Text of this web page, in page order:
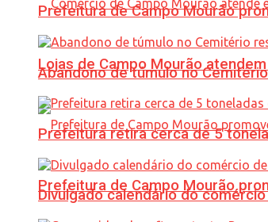
Lojas de Campo Mourão
Prefeitura de Campo Mourão
Prefeitura de Campo Mourão
Abandono de túmulo no
Prefeitura retira cerca de 5
Divulgado calendário do